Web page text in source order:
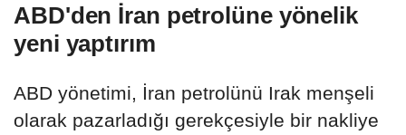
ABD'den İran petrolüne yönelik
yeni yaptırım
ABD yönetimi, İran petrolünü Irak menşeli
olarak pazarladığı gerekçesiyle bir nakliye